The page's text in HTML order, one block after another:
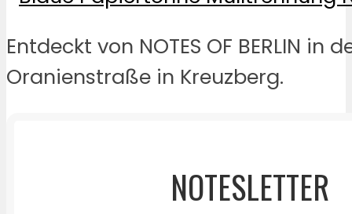
Entdeckt von NOTES OF BERLIN in
Oranienstraße in Kreuzberg.
NOTESLETTER